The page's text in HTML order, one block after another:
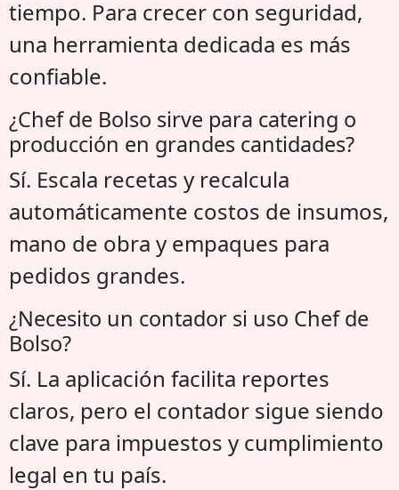
tiempo. Para crecer con seguridad,
una herramienta dedicada es más
confiable.
¿Chef de Bolso sirve para catering o
producción en grandes cantidades?
Sí. Escala recetas y recalcula
automáticamente costos de insumos,
mano de obra y empaques para
pedidos grandes.
¿Necesito un contador si uso Chef de
Bolso?
Sí. La aplicación facilita reportes
claros, pero el contador sigue siendo
clave para impuestos y cumplimiento
legal en tu país.